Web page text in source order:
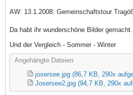
AW: 13.1.2008: Gemeinschaftstour
Da habt ihr wunderschöne Bilder
Und der Vergleich - Sommer - Winter
Angehängte Dateien
josersee.jpg (86,7 KB, 290x
Josersee2.jpg (94,7 KB, 290x